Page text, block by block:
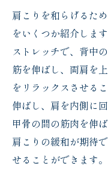
肩こりを和らげるた
をいくつか紹介しま
ストレッチで、背中
筋を伸ばし、両肩を
をリラックスさせる
伸ばし、肩を内側に
甲骨の間の筋肉を伸
肩こりの緩和が期待
せることができます。